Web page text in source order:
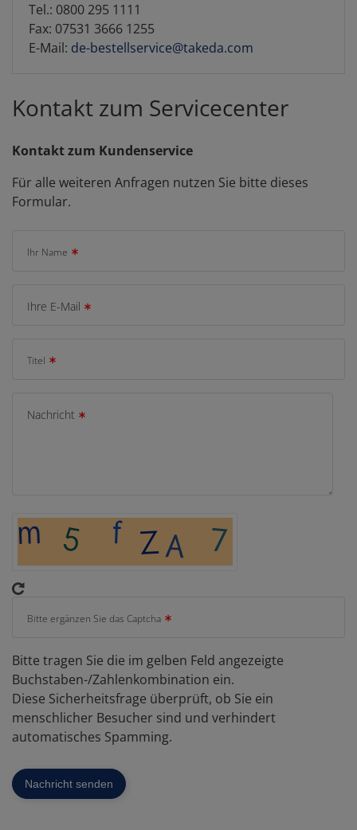
Tel.: 0800 295 1111
Fax: 07531 3666 1255
E-Mail: de-bestellservice@takeda.com
Kontakt zum Servicecenter
Kontakt zum Kundenservice
Für alle weiteren Anfragen nutzen Sie bitte dieses
Formular.
Ihr Name
Ihre E-Mail
Titel
Nachricht
Bitte ergänzen Sie das Captcha
Bitte tragen Sie die im gelben Feld angezeigte
Buchstaben-/Zahlenkombination ein.
Diese Sicherheitsfrage überprüft, ob Sie ein
menschlicher Besucher sind und verhindert
automatisches Spamming.